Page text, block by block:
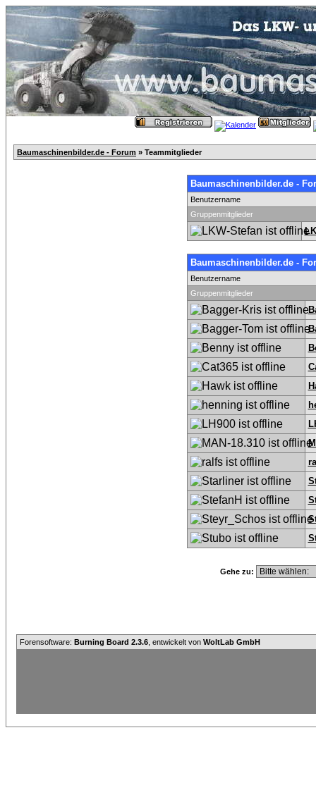
Baumaschinenbilder.de - Forum » Teammitglieder
Baumaschinenbilder.de -
Benutzername
Gruppenmitglieder
Baumaschinenbilder.de -
Benutzername
Gruppenmitglieder
Gehe zu:
Forensoftware: Burning Board 2.3.6 , entwickelt von WoltLab GmbH